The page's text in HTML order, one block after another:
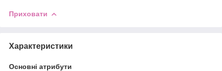
Приховати
Характеристики
Основні атрибути